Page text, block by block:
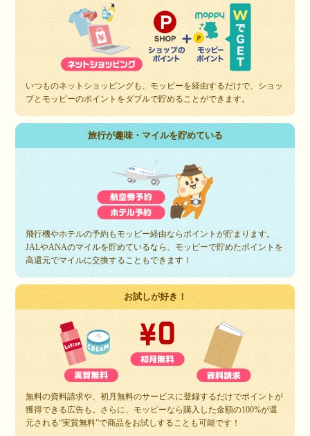
いつものネットショッピングも、モッピーを経由するだけで、ショッ
プとモッピーのポイントをダブルで貯めることができます。
旅行が趣味・マイルを貯めている
飛行機やホテルの予約もモッピー経由ならポイントが貯まります。
JALやANAのマイルを貯めているなら、モッピーで貯めたポイントを
高還元でマイルに交換することもできます！
お試しが好き！
無料の資料請求や、初月無料のサービスに登録するだけでポイントが
獲得できる広告も。さらに、モッピーなら購入した金額の100%が還
元される“実質無料”で商品をお試しすることも可能です！